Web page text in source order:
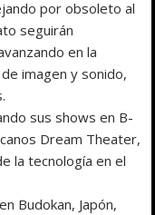
por obsoleto al
seguirán
en la
imagen y sonido,
sus shows en B-
Dream Theater,
la tecnología en el
Budokan, Japón,